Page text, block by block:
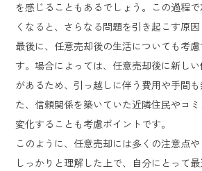
を感じることもあるでしょう。この過程
くなると、さらなる問題を引き起こす原因
最後に、任意売却後の生活についても考
す。場合によっては、任意売却後に新し
があるため、引っ越しに伴う費用や手間
た、信頼関係を築いていた近隣住民やコ
変化することも考慮ポイントです。
このように、任意売却には多くの注意点や
しっかりと理解した上で、自分にとって